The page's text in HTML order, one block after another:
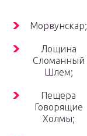
Морвунскар;
Лощина
Сломанный
Шлем;
Пещера
Говорящие
Холмы;